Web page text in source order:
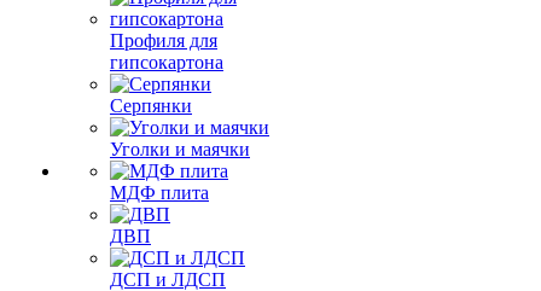
Профиля для
гипсокартона
Серпянки
Уголки и маячки
МДФ плита
ДВП
ДСП и ЛДСП